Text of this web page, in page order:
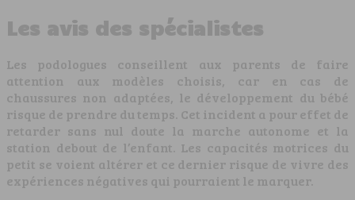
Les avis des spécialistes
Les podologues conseillent aux parents de faire
attention aux modèles choisis, car en cas de
chaussures non adaptées, le développement du bébé
risque de prendre du temps. Cet incident a pour effet de
retarder sans nul doute la marche autonome et la
station debout de l’enfant. Les capacités motrices du
petit se voient altérer et ce dernier risque de vivre des
expériences négatives qui pourraient le marquer.